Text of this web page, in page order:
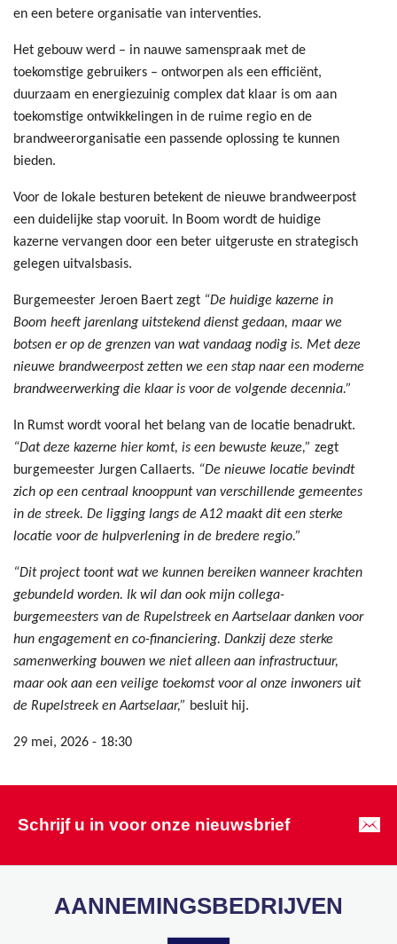
en een betere organisatie van interventies.
Het gebouw werd – in nauwe samenspraak met de
toekomstige gebruikers – ontworpen als een efficiënt,
duurzaam en energiezuinig complex dat klaar is om aan
toekomstige ontwikkelingen in de ruime regio en de
brandweerorganisatie een passende oplossing te kunnen
bieden.
Voor de lokale besturen betekent de nieuwe brandweerpost
een duidelijke stap vooruit. In Boom wordt de huidige
kazerne vervangen door een beter uitgeruste en strategisch
gelegen uitvalsbasis.
Burgemeester Jeroen Baert zegt “De huidige kazerne in
Boom heeft jarenlang uitstekend dienst gedaan, maar we
botsen er op de grenzen van wat vandaag nodig is. Met deze
nieuwe brandweerpost zetten we een stap naar een moderne
brandweerwerking die klaar is voor de volgende decennia.”
In Rumst wordt vooral het belang van de locatie benadrukt.
“Dat deze kazerne hier komt, is een bewuste keuze,” zegt
burgemeester Jurgen Callaerts. “De nieuwe locatie bevindt
zich op een centraal knooppunt van verschillende gemeentes
in de streek. De ligging langs de A12 maakt dit een sterke
locatie voor de hulpverlening in de bredere regio.”
“Dit project toont wat we kunnen bereiken wanneer krachten
gebundeld worden. Ik wil dan ook mijn collega-
burgemeesters van de Rupelstreek en Aartselaar danken voor
hun engagement en co-financiering. Dankzij deze sterke
samenwerking bouwen we niet alleen aan infrastructuur,
maar ook aan een veilige toekomst voor al onze inwoners uit
de Rupelstreek en Aartselaar,” besluit hij.
29 mei, 2026 - 18:30
Schrijf u in voor onze nieuwsbrief
AANNEMINGSBEDRIJVEN